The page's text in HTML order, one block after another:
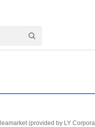
(provided by LY